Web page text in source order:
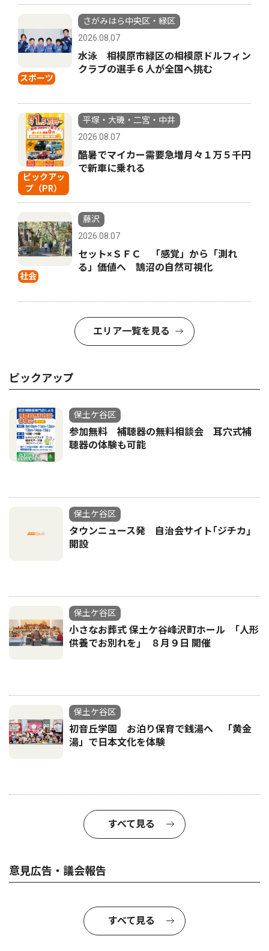
スポーツ
さがみはら中央区・緑区
2026.08.07
水泳 相模原市緑区の相模原ドルフィン
クラブの選手６人が全国へ挑む
ピックアッ
プ（PR）
平塚・大磯・二宮・中井
2026.08.07
酷暑でマイカー需要急増月々１万５千円
で新車に乗れる
社会
藤沢
2026.08.07
セット×ＳＦＣ 「感覚」から「測れ
る」価値へ 鵠沼の自然可視化
エリア一覧を見る
ピックアップ
保土ケ谷区
参加無料 補聴器の無料相談会 耳穴式補
聴器の体験も可能
保土ケ谷区
タウンニュース発 自治会サイト｢ジチカ｣
開設
保土ケ谷区
小さなお葬式 保土ケ谷峰沢町ホール ｢人形
供養でお別れを｣ ８月９日 開催
保土ケ谷区
初音丘学園 お泊り保育で銭湯へ 「黄金
湯」で日本文化を体験
すべて見る
意見広告・議会報告
すべて見る